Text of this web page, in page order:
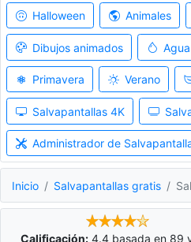
Halloween Animales
Dibujos animados Agua
Primavera Verano
Salvapantallas 4K
Administrador de
Inicio Salvapantallas gratis
Calificación: 4.4basada en 89